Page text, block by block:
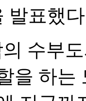
발표했
수부
을 하